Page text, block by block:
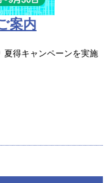
案内
夏得キャンペーンを実施